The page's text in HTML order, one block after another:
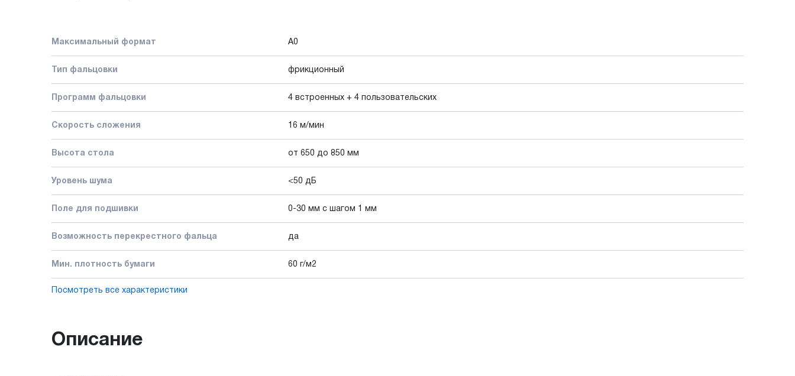
Максимальный формат А0
Тип фальцовки фрикционный
Программ фальцовки 4 встроенных + 4 пользовательских
Скорость сложения 16 м/мин
Высота стола от 650 до 850 мм
Уровень шума <50 дБ
Поле для подшивки 0-30 мм с шагом 1 мм
Возможность перекрестного фальца да
Мин. плотность бумаги 60 г/м2
Посмотреть все характеристики
Описание